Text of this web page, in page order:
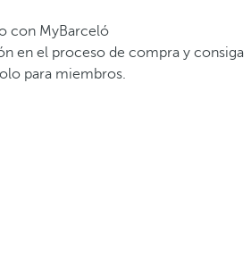
con MyBarceló
en el proceso de compra y consiga
para miembros.